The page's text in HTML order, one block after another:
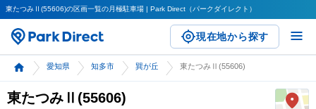
東たつみⅡ(55606)の区画一覧の月極駐車場 | Park Direct（パークダイレクト）
現在地から探す
愛知県 知多市 巽が丘 東たつみⅡ(55606)
東たつみⅡ(55606)